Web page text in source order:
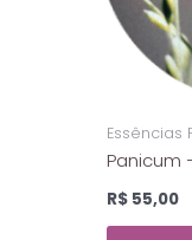
Essências
Panicum
Germain –
R$ 55,00